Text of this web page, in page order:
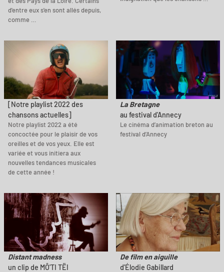
d'entre eux s'en sont allés depuis,
comme …
[Notre playlist 2022 des
chansons actuelles]
Notre playlist 2022 a été
concoctée pour le plaisir de vos
oreilles et de vos yeux. Elle est
variée et vous initiera aux
nouvelles tendances musicales
de cette année !
La Bretagne
au festival d'Annecy
Le cinéma d’animation breton au
festival d’Annecy
Distant madness
un clip de MÔ'TI TËI
De film en aiguille
d'Élodie Gabillard